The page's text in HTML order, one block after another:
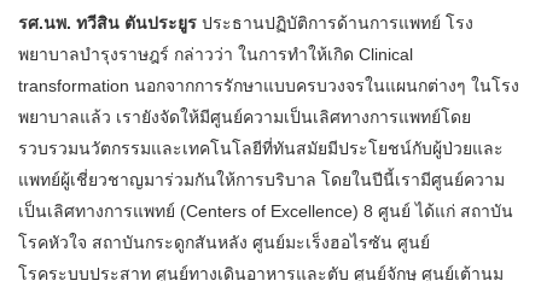
รศ.นพ. ทวีสิน ตันประยูร ประธานปฏิบัติการด้านการแพทย์ โรง
พยาบาลบำรุงราษฎร์ กล่าวว่า ในการทำให้เกิด Clinical
transformation นอกจากการรักษาแบบครบวงจรในแผนกต่างๆ ในโรง
พยาบาลแล้ว เรายังจัดให้มีศูนย์ความเป็นเลิศทางการแพทย์โดย
รวบรวมนวัตกรรมและเทคโนโลยีที่ทันสมัยมีประโยชน์กับผู้ป่วยและ
แพทย์ผู้เชี่ยวชาญมาร่วมกันให้การบริบาล โดยในปีนี้เรามีศูนย์ความ
เป็นเลิศทางการแพทย์ (Centers of Excellence) 8 ศูนย์ ได้แก่ สถาบัน
โรคหัวใจ สถาบันกระดูกสันหลัง ศูนย์มะเร็งฮอไรซัน ศูนย์
โรคระบบประสาท ศูนย์ทางเดินอาหารและตับ ศูนย์จักษุ ศูนย์เต้านม